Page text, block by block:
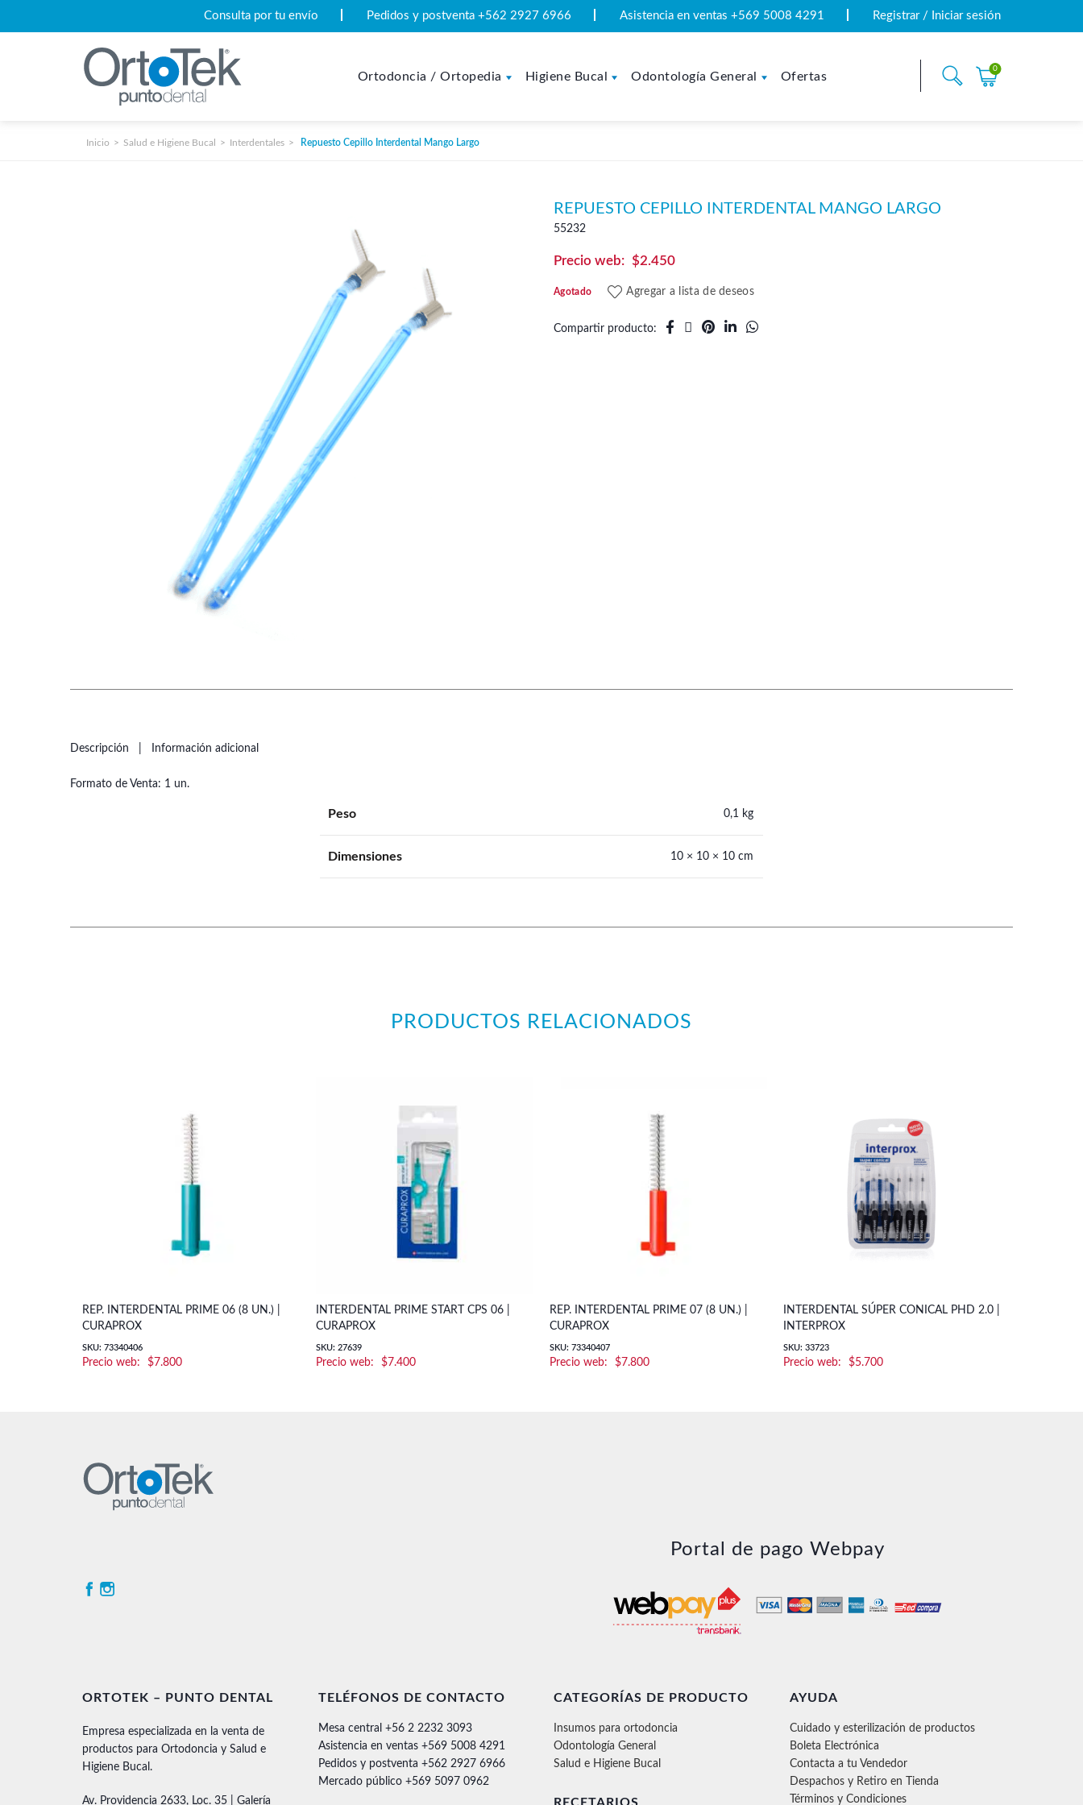
Consulta por tu envío Pedidos y postventa +562 2927 6966 Asistencia en ventas +569 5008 4291 Registrar / Iniciar sesión
Ortodoncia / Ortopedia Higiene Bucal Odontología General Ofertas
0
Inicio Salud e Higiene Bucal Interdentales Repuesto Cepillo Interdental Mango Largo
REPUESTO CEPILLO INTERDENTAL MANGO LARGO
55232
$2.450
Agotado Agregar a lista de deseos
Compartir producto
Descripción Información adicional
Formato de Venta: 1 un.
Peso 0,1 kg
Dimensiones 10 × 10 × 10 cm
PRODUCTOS RELACIONADOS
REP. INTERDENTAL PRIME 06 (8 UN.) |
CURAPROX
SKU: 73340406
$7.800
INTERDENTAL PRIME START CPS 06 |
CURAPROX
SKU: 27639
$7.400
REP. INTERDENTAL PRIME 07 (8 UN.) |
CURAPROX
SKU: 73340407
$7.800
INTERDENTAL SÚPER CONICAL PHD 2.0 |
INTERPROX
SKU: 33723
$5.700
Portal de pago Webpay
ORTOTEK – PUNTO DENTAL
Empresa especializada en la venta de
productos para Ortodoncia y Salud e
Higiene Bucal.
Av. Providencia 2633, Loc. 35 | Galería
TELÉFONOS DE CONTACTO
Mesa central +56 2 2232 3093
Asistencia en ventas +569 5008 4291
Pedidos y postventa +562 2927 6966
Mercado público +569 5097 0962
CATEGORÍAS DE PRODUCTO
Insumos para ortodoncia
Odontología General
Salud e Higiene Bucal
AYUDA
Cuidado y esterilización de productos
Boleta Electrónica
Contacta a tu Vendedor
Despachos y Retiro en Tienda
Términos y Condiciones